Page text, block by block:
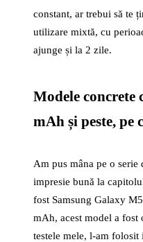
constant, ar trebui să te
utilizare mixtă, cu
ajunge și la 2 zile.
Modele concrete
mAh și peste, pe
Am pus mâna pe o serie
impresie bună la
fost Samsung Galaxy
mAh, acest model a fost
testele mele, l-am